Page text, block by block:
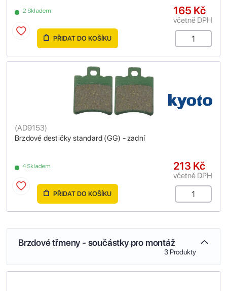
2 Skladem 165 Kč
včetně DPH
PŘIDAT DO KOŠÍKU
Brzdové destičky standard (GG) - zadní
(AD9153)
4 Skladem 213 Kč
včetně DPH
PŘIDAT DO KOŠÍKU
Brzdové třmeny - součástky pro montáž
3 Produkty